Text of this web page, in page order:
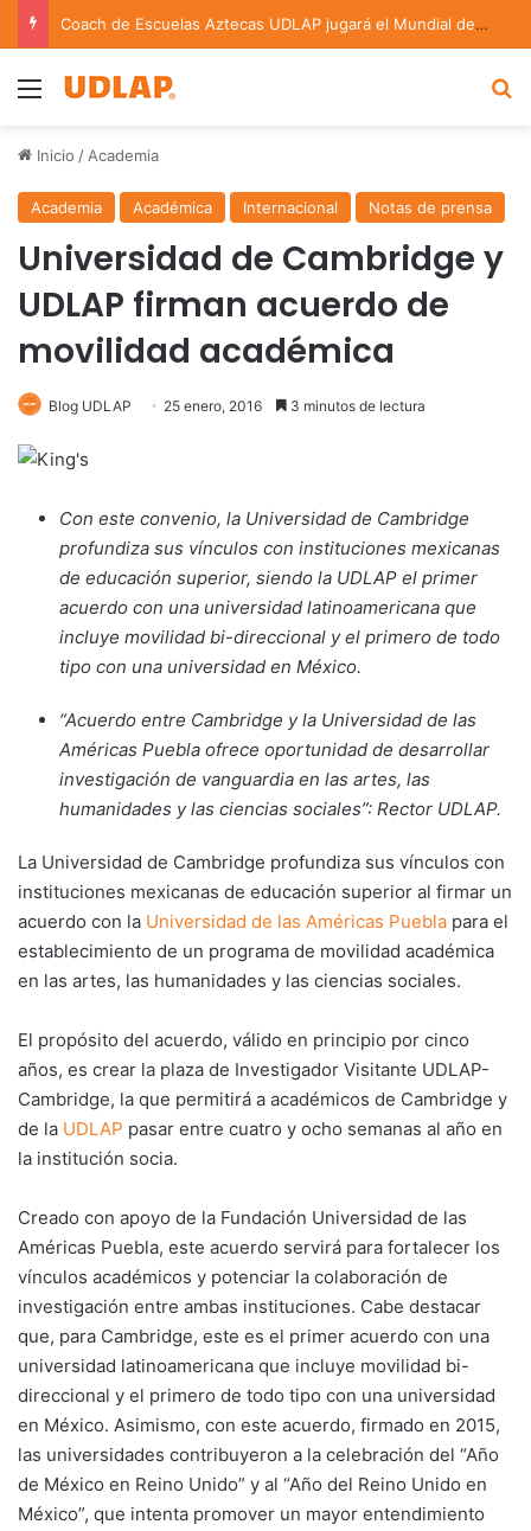
Coach de Escuelas Aztecas UDLAP jugará el Mundial de Flag Football en Alemania
Menu
Inicio / Academia
Academia Académica Internacional Notas de prensa
Universidad de Cambridge y
UDLAP firman acuerdo de
movilidad académica
Blog UDLAP 25 enero, 2016 3 minutos de lectura
Con este convenio, la Universidad de Cambridge
profundiza sus vínculos con instituciones mexicanas
de educación superior, siendo la UDLAP el primer
acuerdo con una universidad latinoamericana que
incluye movilidad bi-direccional y el primero de todo
tipo con una universidad en México.
“Acuerdo entre Cambridge y la Universidad de las
Américas Puebla ofrece oportunidad de desarrollar
investigación de vanguardia en las artes, las
humanidades y las ciencias sociales”: Rector UDLAP.
La Universidad de Cambridge profundiza sus vínculos con
instituciones mexicanas de educación superior al firmar un
acuerdo con la Universidad de las Américas Puebla para el
establecimiento de un programa de movilidad académica
en las artes, las humanidades y las ciencias sociales.
El propósito del acuerdo, válido en principio por cinco
años, es crear la plaza de Investigador Visitante UDLAP-
Cambridge, la que permitirá a académicos de Cambridge y
de la UDLAP pasar entre cuatro y ocho semanas al año en
la institución socia.
Creado con apoyo de la Fundación Universidad de las
Américas Puebla, este acuerdo servirá para fortalecer los
vínculos académicos y potenciar la colaboración de
investigación entre ambas instituciones. Cabe destacar
que, para Cambridge, este es el primer acuerdo con una
universidad latinoamericana que incluye movilidad bi-
direccional y el primero de todo tipo con una universidad
en México. Asimismo, con este acuerdo, firmado en 2015,
las universidades contribuyeron a la celebración del “Año
de México en Reino Unido” y al “Año del Reino Unido en
México”, que intenta promover un mayor entendimiento